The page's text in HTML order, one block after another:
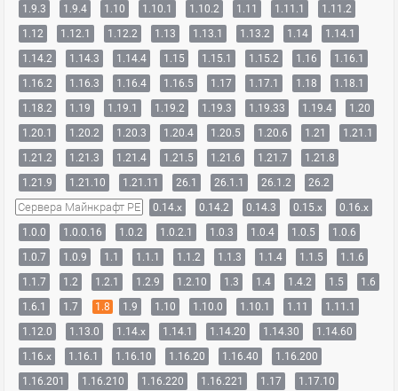
1.9.3
1.9.4 1.10 1.10.1 1.10.2 1.11 1.11.1
1.11.2
1.12
1.12.1 1.12.2 1.13 1.13.1 1.13.2 1.14
1.14.1
1.14.2
1.14.3 1.14.4 1.15 1.15.1 1.15.2 1.16
1.16.1
1.16.2
1.16.3 1.16.4 1.16.5 1.17 1.17.1 1.18
1.18.1
1.18.2
1.19 1.19.1 1.19.2 1.19.3 1.19.33 1.19.4
1.20
1.20.1
1.20.2 1.20.3 1.20.4 1.20.5 1.20.6 1.21
1.21.1
1.21.2
1.21.3 1.21.4 1.21.5 1.21.6 1.21.7
1.21.8
1.21.9
1.21.10 1.21.11 26.1 26.1.1 26.1.2 26.2
Сервера Майнкрафт PE 0.14.x 0.14.2 0.14.3 0.15.x
0.16.x
1.0.0
1.0.0.16 1.0.2 1.0.2.1 1.0.3 1.0.4 1.0.5
1.0.6
1.0.7
1.0.9 1.1 1.1.1 1.1.2 1.1.3 1.1.4 1.1.5
1.1.6
1.1.7
1.2 1.2.1 1.2.9 1.2.10 1.3 1.4 1.4.2 1.5
1.6
1.6.1
1.7 1.8 1.9 1.10 1.10.0 1.10.1 1.11
1.11.1
1.12.0
1.13.0 1.14.x 1.14.1 1.14.20 1.14.30
1.14.60
1.16.x
1.16.1 1.16.10 1.16.20 1.16.40
1.16.200
1.16.201
1.16.210 1.16.220 1.16.221 1.17
1.17.10